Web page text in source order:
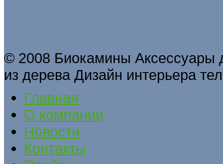
© 2008 Биокамины
из дерева Дизайн интерьера
Главная
О компании
Новости
Контакты